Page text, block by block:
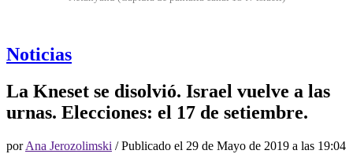
Noticias
La Kneset se disolvió. Israel vuelve a las
urnas. Elecciones: el 17 de setiembre.
porAna Jerozolimski / Publicado el 29 de Mayo de 2019 a las 19:04